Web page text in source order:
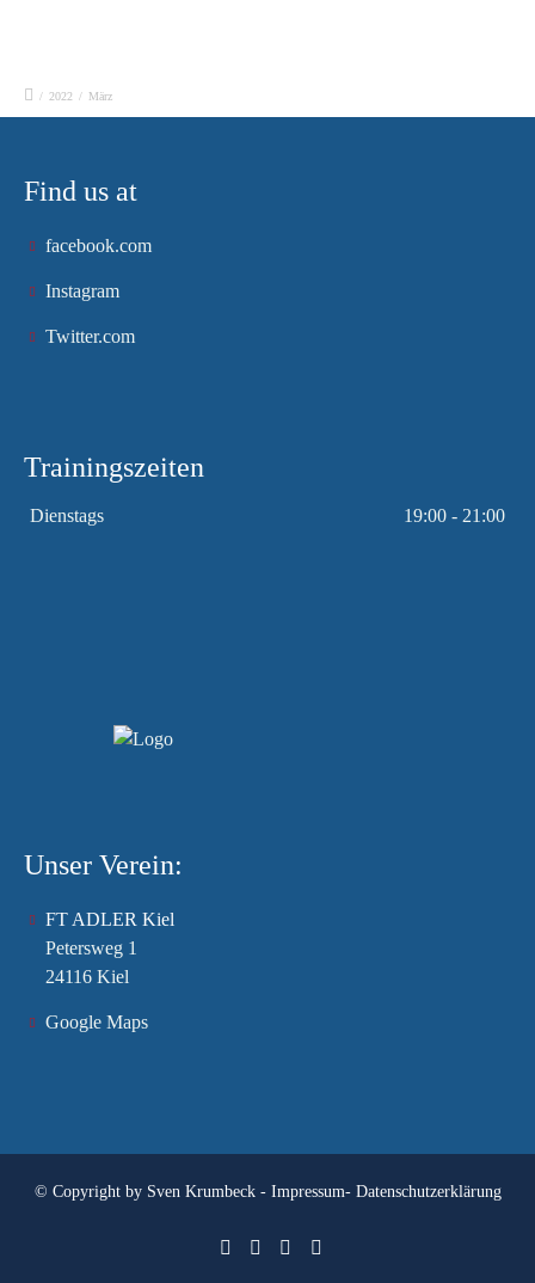
/ 2022 / März
Find us at
facebook.com
Instagram
Twitter.com
Trainingszeiten
Dienstags 19:00 - 21:00
Unser Verein:
FT ADLER Kiel
Petersweg 1
24116 Kiel
Google Maps
© Copyright by Sven Krumbeck- Impressum- Datenschutzerklärung